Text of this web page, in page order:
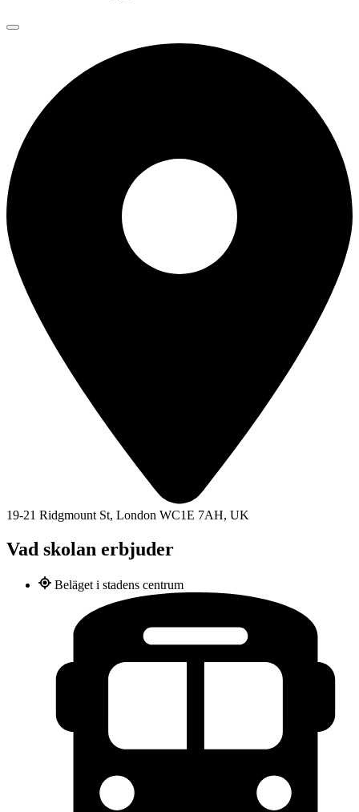
19-21 Ridgmount St, London WC1E 7AH, UK
Vad skolan erbjuder
Beläget i stadens centrum